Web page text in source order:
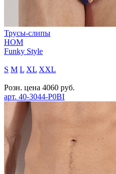
Трусы-слипы
HOM
Funky Style
S M L XL XXL
Розн. цена 4060 руб.
арт. 40-3044-P0BI